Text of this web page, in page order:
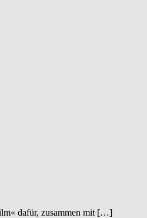
dafür, zusammen mit […]